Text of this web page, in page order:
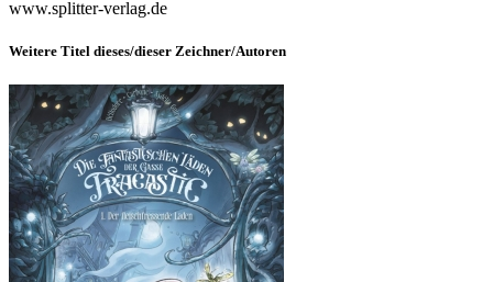
www.splitter-verlag.de
Weitere Titel dieses/dieser Zeichner/Autoren